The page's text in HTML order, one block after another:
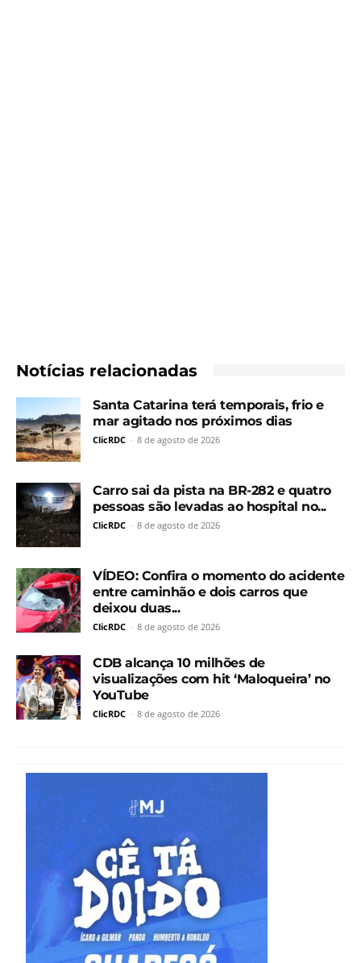
Notícias relacionadas
Santa Catarina terá temporais, frio e
mar agitado nos próximos dias
ClicRDC - 8 de agosto de 2026
Carro sai da pista na BR-282 e quatro
pessoas são levadas ao hospital no...
ClicRDC - 8 de agosto de 2026
VÍDEO: Confira o momento do acidente
entre caminhão e dois carros que
deixou duas...
ClicRDC - 8 de agosto de 2026
CDB alcança 10 milhões de
visualizações com hit ‘Maloqueira’ no
YouTube
ClicRDC - 8 de agosto de 2026